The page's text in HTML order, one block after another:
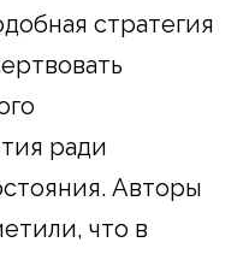
стратегия
ради
Авторы
что в